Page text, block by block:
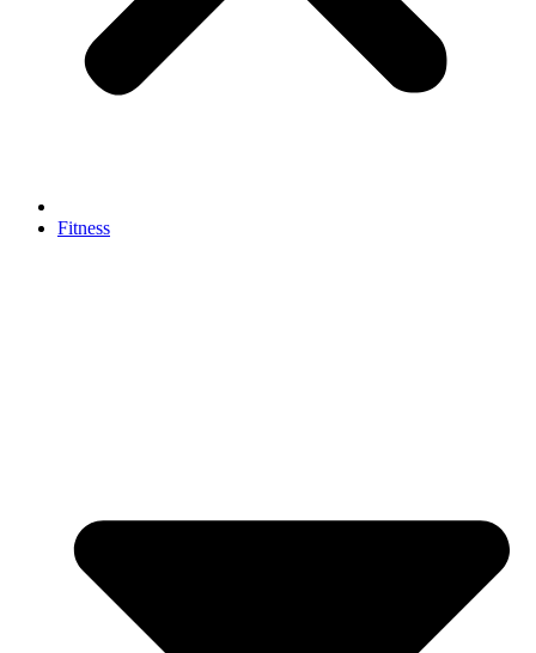
Fitness